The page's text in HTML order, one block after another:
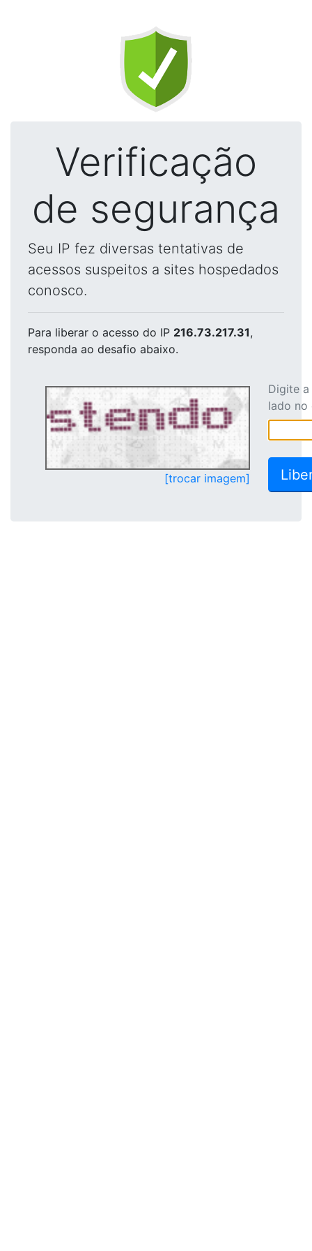
Verificação
de segurança
Seu IP fez diversas tentativas de
acessos suspeitos a sites hospedados
conosco.
Para liberar o acesso do IP 216.73.217.31,
responda ao desafio abaixo.
[trocar imagem]
Digite
lado no